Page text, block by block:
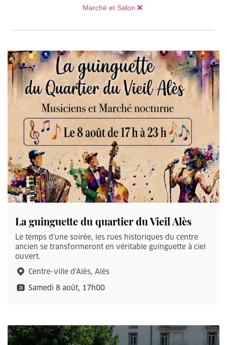
Marché et Salon
La guinguette du quartier du Vieil Alès
Le temps d’une soirée, les rues historiques du centre
ancien se transformeront en véritable guinguette à ciel
ouvert.
Centre-ville d'Alès, Alès
Samedi 8 août, 17h00